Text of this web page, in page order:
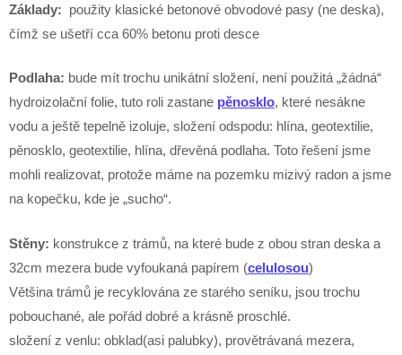
Základy: použity klasické betonové obvodové pasy (ne deska),
čímž se ušetří cca 60% betonu proti desce
Podlaha: bude mít trochu unikátní složení, není použitá „žádná“
hydroizolační folie, tuto roli zastane pěnosklo, které nesákne
vodu a ještě tepelně izoluje, složení odspodu: hlína, geotextilie,
pěnosklo, geotextilie, hlína, dřevěná podlaha. Toto řešení jsme
mohli realizovat, protože máme na pozemku mizivý radon a jsme
na kopečku, kde je „sucho“.
Stěny: konstrukce z trámů, na které bude z obou stran deska a
32cm mezera bude vyfoukaná papírem (celulosou)
Většina trámů je recyklována ze starého seníku, jsou trochu
pobouchané, ale pořád dobré a krásně proschlé.
složení z venlu: obklad(asi palubky), provětrávaná mezera,